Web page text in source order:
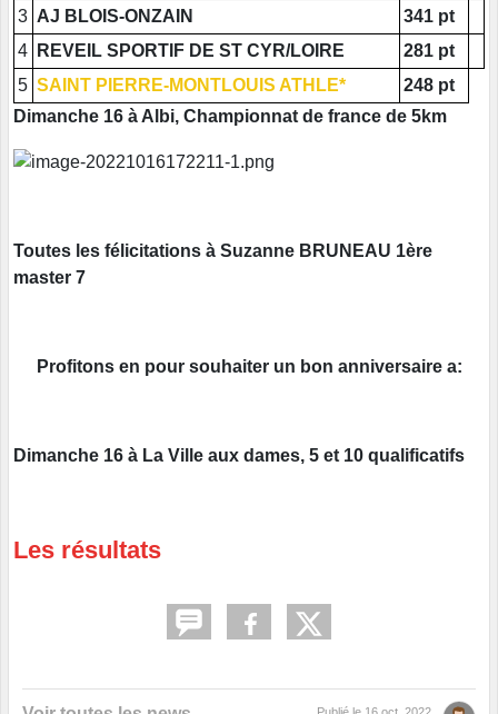
3 AJ BLOIS-ONZAIN
341 pt
4
REVEIL SPORTIF DE ST CYR/LOIRE
281 pt
5 SAINT PIERRE-MONTLOUIS ATHLE*
248 pt
Dimanche 16 à Albi, Championnat de france de 5km
Toutes les félicitations à Suzanne BRUNEAU 1ère
master 7
Profitons en pour souhaiter un bon anniversaire a:
Dimanche 16 à La Ville aux dames, 5 et 10 qualificatifs
Les résultats